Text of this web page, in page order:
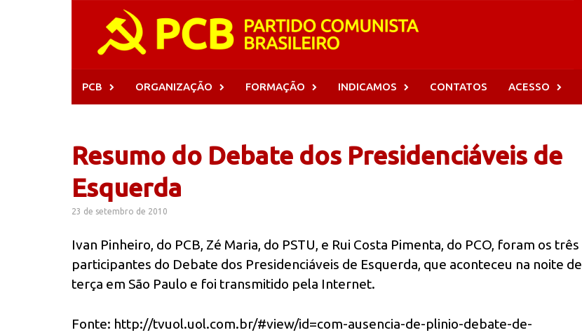
PCB ORGANIZAÇÃO FORMAÇÃO INDICAMOS CONTATOS ACESSO
Resumo do Debate dos Presidenciáveis de
Esquerda
23 de setembro de 2010
Ivan Pinheiro, do PCB, Zé Maria, do PSTU, e Rui Costa Pimenta, do PCO, foram os três
participantes do Debate dos Presidenciáveis de Esquerda, que aconteceu na noite de
terça em São Paulo e foi transmitido pela Internet.
Fonte: http://tvuol.uol.com.br/#view/id=com-ausencia-de-plinio-debate-de-